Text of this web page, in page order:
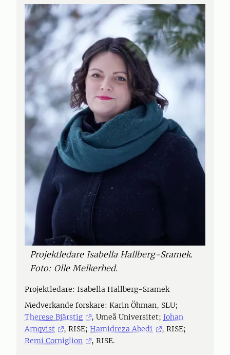
Projektledare Isabella Hallberg-Sramek.
Foto: Olle Melkerhed.
Projektledare: Isabella Hallberg-Sramek
Medverkande forskare: Karin Öhman, SLU;
Therese Bjärstig
, Umeå Universitet;Johan
Arnqvist
, RISE;Hamidreza Abedi
, RISE;
Remi Corniglion
, RISE.